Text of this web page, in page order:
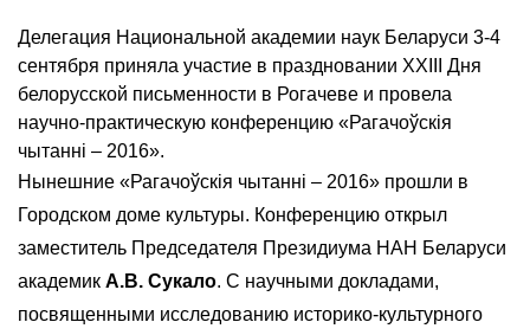
Делегация Национальной академии наук Беларуси 3-4
сентября приняла участие в праздновании ХХІІІ Дня
белорусской письменности в Рогачеве и провела
научно-практическую конференцию «Рагачоўскія
чытанні – 2016».
Нынешние «Рагачоўскія чытанні – 2016» прошли в
Городском доме культуры. Конференцию открыл
заместитель Председателя Президиума НАН Беларуси
академик А.В. Сукало. С научными докладами,
посвященными исследованию историко-культурного